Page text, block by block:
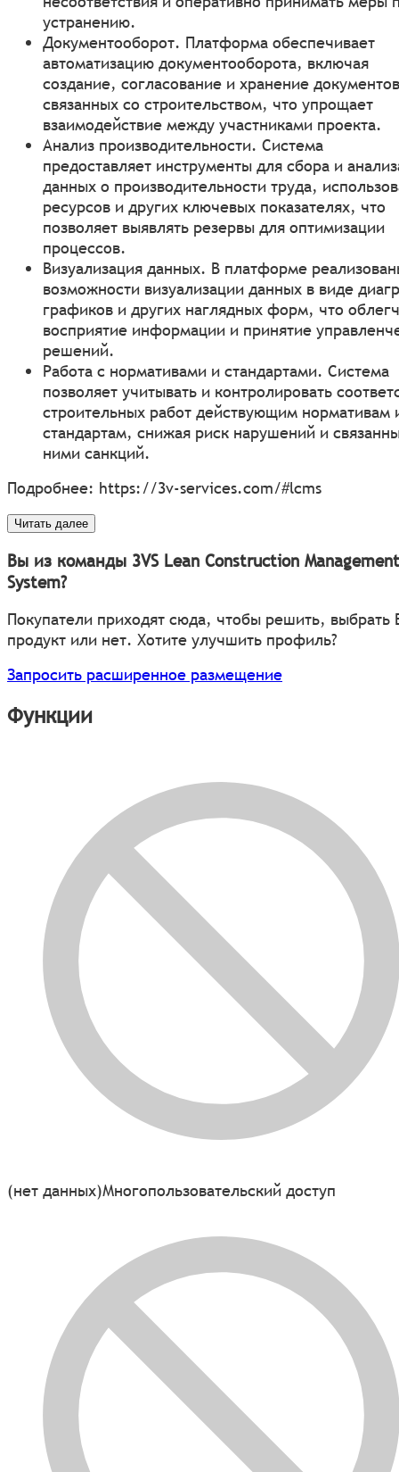
устранению.
Документооборот. Платформа обеспечивает
автоматизацию документооборота, включая
создание, согласование и хранение
связанных со строительством, что упрощает
взаимодействие между участниками проекта.
Анализ производительности. Система
предоставляет инструменты для сбора и
данных о производительности труда,
ресурсов и других ключевых показателях, что
позволяет выявлять резервы для оптимизации
процессов.
Визуализация данных. В платформе
возможности визуализации данных в виде
графиков и других наглядных форм, что
восприятие информации и принятие
решений.
Работа с нормативами и стандартами. Система
позволяет учитывать и контролировать
строительных работ действующим нормативам
стандартам, снижая риск нарушений и
ними санкций.
Подробнее: https://3v-services.com/#lcms
Читать далее
Вы из команды 3VS Lean Construction Management
System?
Покупатели приходят сюда, чтобы решить, выбрать
продукт или нет. Хотите улучшить профиль?
Запросить расширенное размещение
Функции
(нет данных)Многопользовательский доступ